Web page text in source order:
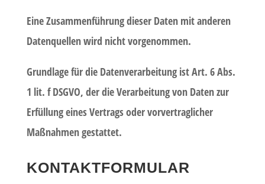
Eine Zusammenführung dieser Daten mit anderen
Datenquellen wird nicht vorgenommen.
Grundlage für die Datenverarbeitung ist Art. 6 Abs.
1 lit. f DSGVO, der die Verarbeitung von Daten zur
Erfüllung eines Vertrags oder vorvertraglicher
Maßnahmen gestattet.
KONTAKTFORMULAR